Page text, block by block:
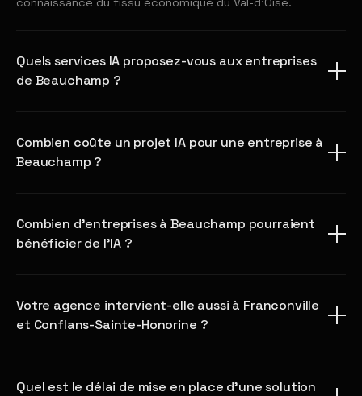
Quels services IA proposez-vous aux entreprises
de Beauchamp ?
Combien coûte un projet IA pour une entreprise à
Beauchamp ?
Combien d'entreprises à Beauchamp pourraient
bénéficier de l'IA ?
Votre agence intervient-elle aussi à Franconville
et Conflans-Sainte-Honorine ?
Quel est le délai de mise en place d'une solution